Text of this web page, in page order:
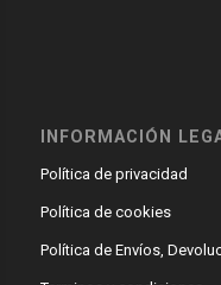
INFORMACIÓN
Política de privacidad
Política de cookies
Política de Envíos,